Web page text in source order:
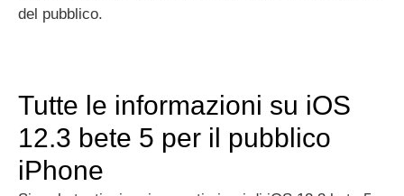
del pubblico.
Tutte le informazioni su iOS
12.3 bete 5 per il pubblico
iPhone